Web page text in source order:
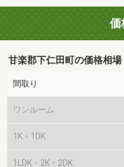
価
甘楽郡下仁田町の価格相場
間取り
ワンルーム
1K・1DK
1LDK・2K・2DK